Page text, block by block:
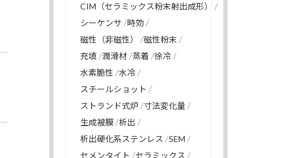
CIM（セラミックス粉末射出成形）
シーケンサ 時効
磁性（非磁性）
磁性粉末
充填 潤滑材 蒸着 徐冷
水素脆性 水冷
スチールショット
ストランド式炉 寸法変化量
生成被膜 析出
析出硬化系ステンレス
SEM
セメンタイト
セラミックス